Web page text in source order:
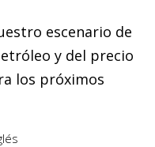
escenario de
y del precio
los próximos